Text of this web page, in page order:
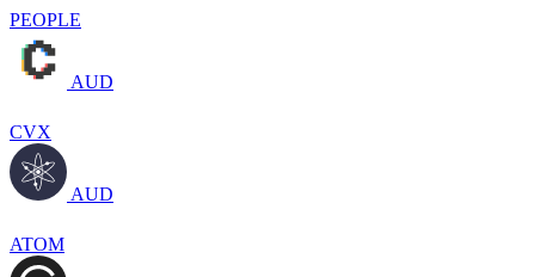
PEOPLE
AUD
CVX
AUD
ATOM